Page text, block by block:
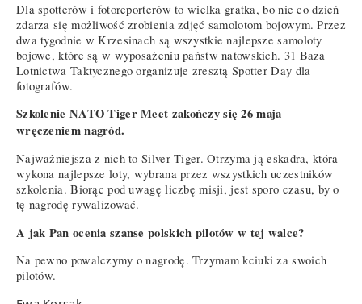
Dla spotterów i fotoreporterów to wielka gratka, bo nie co dzień
zdarza się możliwość zrobienia zdjęć samolotom bojowym. Przez
dwa tygodnie w Krzesinach są wszystkie najlepsze samoloty
bojowe, które są w wyposażeniu państw natowskich. 31 Baza
Lotnictwa Taktycznego organizuje zresztą Spotter Day dla
fotografów.
Szkolenie NATO Tiger Meet zakończy się 26 maja
wręczeniem nagród.
Najważniejsza z nich to Silver Tiger. Otrzyma ją eskadra, która
wykona najlepsze loty, wybrana przez wszystkich uczestników
szkolenia. Biorąc pod uwagę liczbę misji, jest sporo czasu, by o
tę nagrodę rywalizować.
A jak Pan ocenia szanse polskich pilotów w tej walce?
Na pewno powalczymy o nagrodę. Trzymam kciuki za swoich
pilotów.